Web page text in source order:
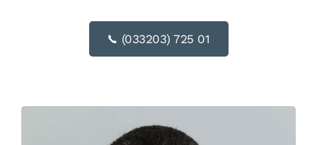
(033203) 725 01